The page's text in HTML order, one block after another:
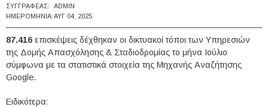
ΣΥΓΓΡΑΦΈΑΣ:
ADMIN
ΗΜΕΡΟΜΗΝΊΑ:ΑΥΓ 04, 2025
87.416 επισκέψεις δέχθηκαν οι δικτυακοί τόποι των Υπηρεσιών
της Δομής Απασχόλησης & Σταδιοδρομίας το μήνα Ιούλιο
σύμφωνα με τα στατιστικά στοιχεία της Μηχανής Αναζήτησης
Google.
Ειδικότερα: